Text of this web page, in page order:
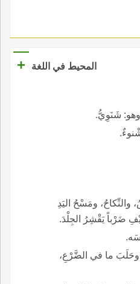
المحيط في اللغة +
شَنَوِيُّ.
ومَسْحُ اليَدِ
ضَرْباً يَقْشِرُ الجِلْدَ.
وحَلَبَ ما في الضَّرْعِ،